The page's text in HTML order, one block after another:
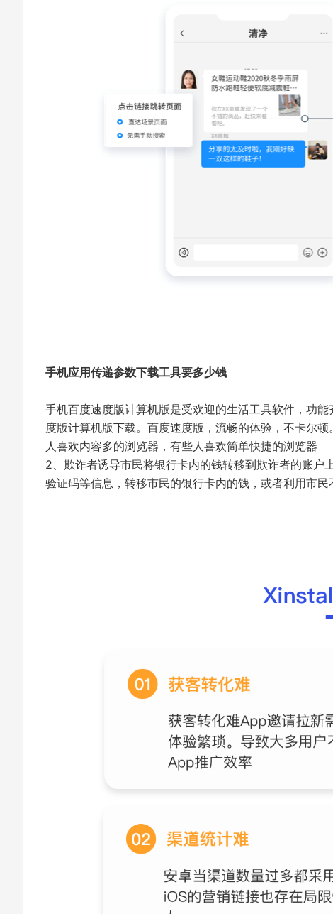
手机应用传递参数下载工具要多少钱
手机百度速度版计算机版是受欢迎的生活工具软件，功
度版计算机版下载。百度速度版，流畅的体验，不卡尔
人喜欢内容多的浏览器，有些人喜欢简单快捷的浏览器
2、欺诈者诱导市民将银行卡内的钱转移到欺诈者的账
验证码等信息，转移市民的银行卡内的钱，或者利用市